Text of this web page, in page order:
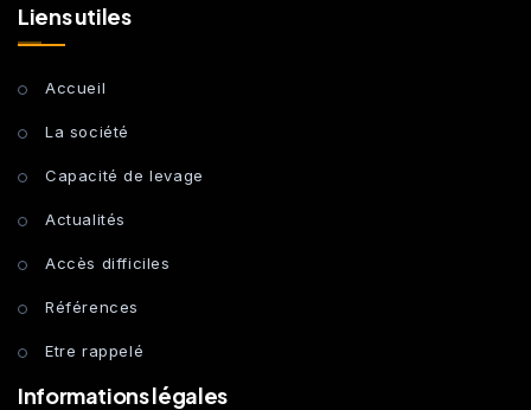
Liens utiles
Accueil
La société
Capacité de levage
Actualités
Accès difficiles
Références
Etre rappelé
Informations légales